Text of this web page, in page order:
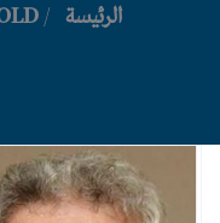
الرئيسة /OLD_مرصد انتهاكات حرية الإعلام